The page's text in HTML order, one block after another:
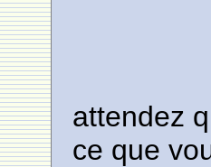
attendez
ce que